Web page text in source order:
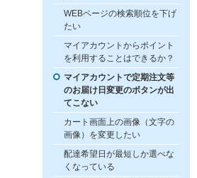
WEBページの検索順位を下げ
たい
マイアカウントからポイント
を利用することはできるか？
マイアカウントで定期注文等
のお届け日変更のボタンが出
てこない
カート画面上の画像（文字の
画像）を変更したい
配達希望日が最短しか選べな
くなっている